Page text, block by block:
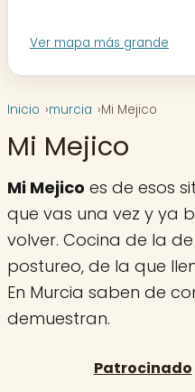
Ver mapa más grande
Inicio murcia Mi Mejico
Mi Mejico
Mi Mejico es de esos
que vas una vez y ya
volver. Cocina de la de
postureo, de la que
En Murcia saben de
demuestran.